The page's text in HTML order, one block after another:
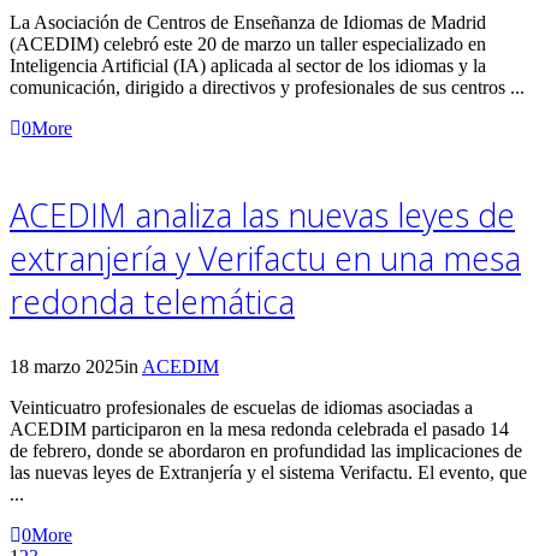
La Asociación de Centros de Enseñanza de Idiomas de Madrid
(ACEDIM) celebró este 20 de marzo un taller especializado en
Inteligencia Artificial (IA) aplicada al sector de los idiomas y la
comunicación, dirigido a directivos y profesionales de sus centros ...
0More
ACEDIM analiza las nuevas leyes de
extranjería y Verifactu en una mesa
redonda telemática
18 marzo 2025in ACEDIM
Veinticuatro profesionales de escuelas de idiomas asociadas a
ACEDIM participaron en la mesa redonda celebrada el pasado 14
de febrero, donde se abordaron en profundidad las implicaciones de
las nuevas leyes de Extranjería y el sistema Verifactu. El evento, que
...
0More